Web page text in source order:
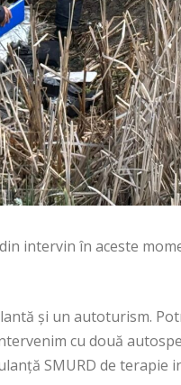
intervin în aceste
și un autoturism.
cu două
SMURD de terapie